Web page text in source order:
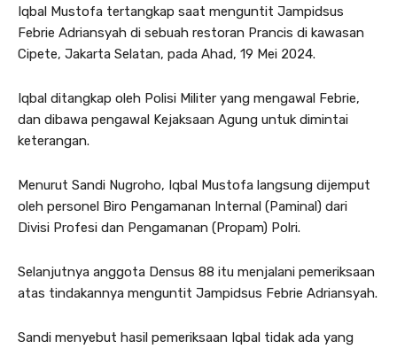
Iqbal Mustofa tertangkap saat menguntit Jampidsus
Febrie Adriansyah di sebuah restoran Prancis di kawasan
Cipete, Jakarta Selatan, pada Ahad, 19 Mei 2024.
Iqbal ditangkap oleh Polisi Militer yang mengawal Febrie,
dan dibawa pengawal Kejaksaan Agung untuk dimintai
keterangan.
Menurut Sandi Nugroho, Iqbal Mustofa langsung dijemput
oleh personel Biro Pengamanan Internal (Paminal) dari
Divisi Profesi dan Pengamanan (Propam) Polri.
Selanjutnya anggota Densus 88 itu menjalani pemeriksaan
atas tindakannya menguntit Jampidsus Febrie Adriansyah.
Sandi menyebut hasil pemeriksaan Iqbal tidak ada yang